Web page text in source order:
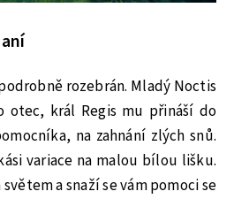
rozebrán. Mladý Noctis
otec, král Regis mu přináší do
na zahnání zlých snů.
variace na malou bílou lišku.
a snaží se vám pomoci se